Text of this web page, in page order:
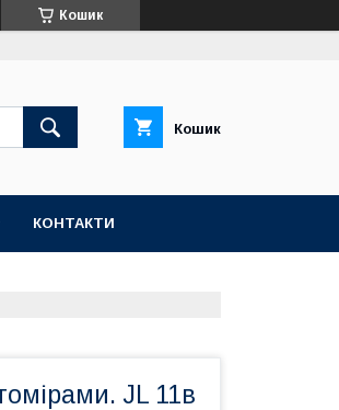
Кошик
Кошик
КОНТАКТИ
JL 11в